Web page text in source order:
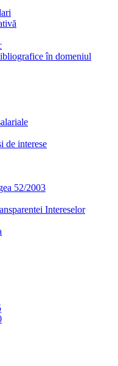
în domeniul
de interese
52/2003
Intereselor